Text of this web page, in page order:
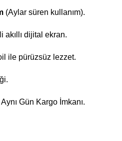
(Aylar süren kullanım).
akıllı dijital ekran.
ile pürüzsüz lezzet.
Gün Kargo İmkanı.